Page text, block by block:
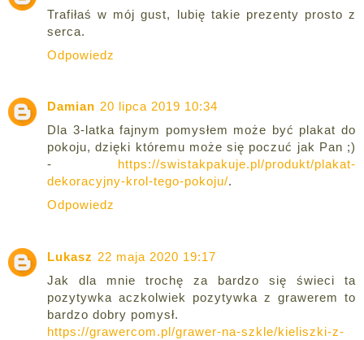
Trafiłaś w mój gust, lubię takie prezenty prosto z
serca.
Odpowiedz
Damian 20 lipca 2019 10:34
Dla 3-latka fajnym pomysłem może być plakat do
pokoju, dzięki któremu może się poczuć jak Pan ;)
-
https://swistakpakuje.pl/produkt/plakat-
dekoracyjny-krol-tego-pokoju/.
Odpowiedz
Lukasz 22 maja 2020 19:17
Jak dla mnie trochę za bardzo się świeci ta
pozytywka aczkolwiek pozytywka z grawerem to
bardzo dobry pomysł.
https://grawercom.pl/grawer-na-szkle/kieliszki-z-